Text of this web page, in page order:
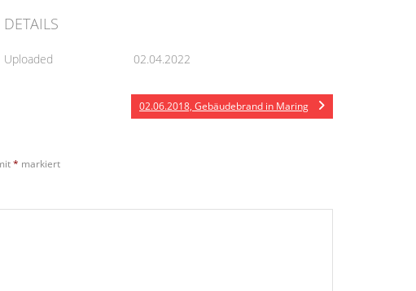
DETAILS
Uploaded 02.04.2022
02.06.2018, Gebäudebrand in Maring
* markiert